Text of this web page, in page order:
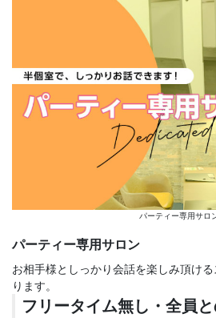
パーティー専用サロ
パーティー専用サロン
お相手様としっかり会話を楽しみ頂け
ります。
フリータイム無し・全員